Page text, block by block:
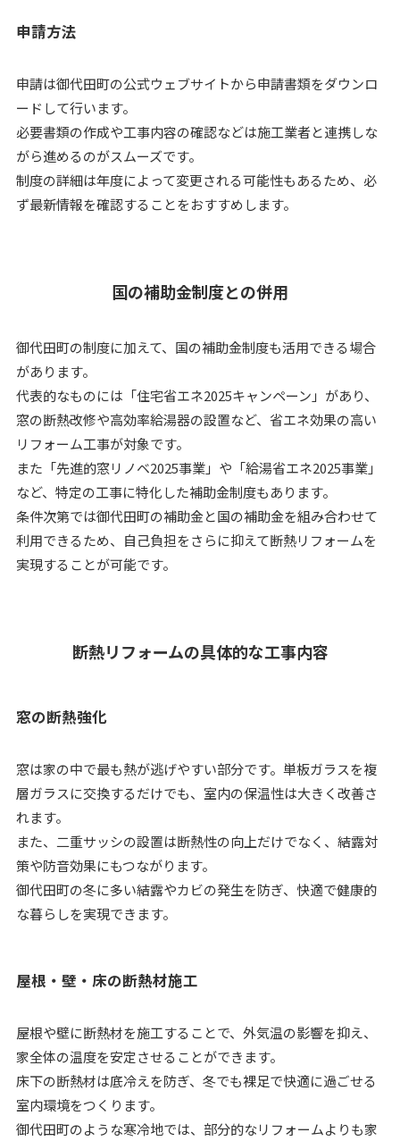
申請方法
申請は御代田町の公式ウェブサイトから申請書類をダウンロ
ードして行います。
必要書類の作成や工事内容の確認などは施工業者と連携しな
がら進めるのがスムーズです。
制度の詳細は年度によって変更される可能性もあるため、必
ず最新情報を確認することをおすすめします。
国の補助金制度との併用
御代田町の制度に加えて、国の補助金制度も活用できる場合
があります。
代表的なものには「住宅省エネ2025キャンペーン」があり、
窓の断熱改修や高効率給湯器の設置など、省エネ効果の高い
リフォーム工事が対象です。
また「先進的窓リノベ2025事業」や「給湯省エネ2025事業」
など、特定の工事に特化した補助金制度もあります。
条件次第では御代田町の補助金と国の補助金を組み合わせて
利用できるため、自己負担をさらに抑えて断熱リフォームを
実現することが可能です。
断熱リフォームの具体的な工事内容
窓の断熱強化
窓は家の中で最も熱が逃げやすい部分です。単板ガラスを複
層ガラスに交換するだけでも、室内の保温性は大きく改善さ
れます。
また、二重サッシの設置は断熱性の向上だけでなく、結露対
策や防音効果にもつながります。
御代田町の冬に多い結露やカビの発生を防ぎ、快適で健康的
な暮らしを実現できます。
屋根・壁・床の断熱材施工
屋根や壁に断熱材を施工することで、外気温の影響を抑え、
家全体の温度を安定させることができます。
床下の断熱材は底冷えを防ぎ、冬でも裸足で快適に過ごせる
室内環境をつくります。
御代田町のような寒冷地では、部分的なリフォームよりも家